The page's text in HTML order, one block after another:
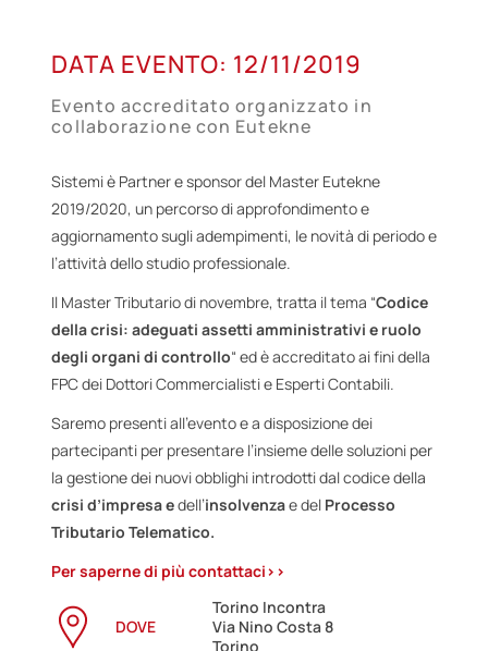
12
NOV
DATA EVENTO: 12/11/2019
Evento accreditato organizzato in
collaborazione con Eutekne
Sistemi è Partner e sponsor del Master Eutekne
2019/2020, un percorso di approfondimento e
aggiornamento sugli adempimenti, le novità di periodo e
l’attività dello studio professionale.
Il Master Tributario di novembre, tratta il tema “Codice
della crisi: adeguati assetti amministrativi e ruolo
degli organi di controllo“ ed è accreditato ai fini della
FPC dei Dottori Commercialisti e Esperti Contabili.
Saremo presenti all’evento e a disposizione dei
partecipanti per presentare l’insieme delle soluzioni per
la gestione dei nuovi obblighi introdotti dal codice della
crisi d’impresa edell’insolvenzae del Processo
Tributario Telematico.
Per saperne di più contattaci>>
DOVE
Torino Incontra
Via Nino Costa 8
Torino